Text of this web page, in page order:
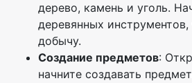
дерево, камень и уголь.
деревянных инструментов,
добычу.
Создание предметов:
начните создавать